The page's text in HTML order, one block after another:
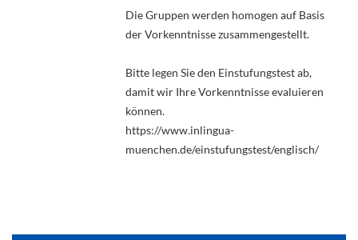
Die Gruppen werden homogen auf Basis
der Vorkenntnisse zusammengestellt.
Bitte legen Sie den Einstufungstest ab,
damit wir Ihre Vorkenntnisse evaluieren
können.
https://www.inlingua-
muenchen.de/einstufungstest/englisch/